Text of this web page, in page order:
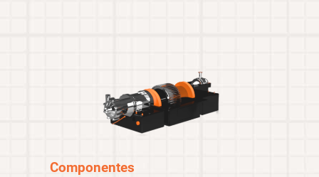
Componentes